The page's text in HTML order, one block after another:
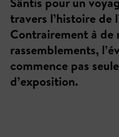
travers l’histoire de
Contrairement à de
rassemblements,
commence pas
d’exposition.